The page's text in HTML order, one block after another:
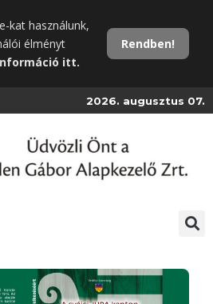
kat használunk,
élményt
itt.
Rendben!
2026. augusztus 07.